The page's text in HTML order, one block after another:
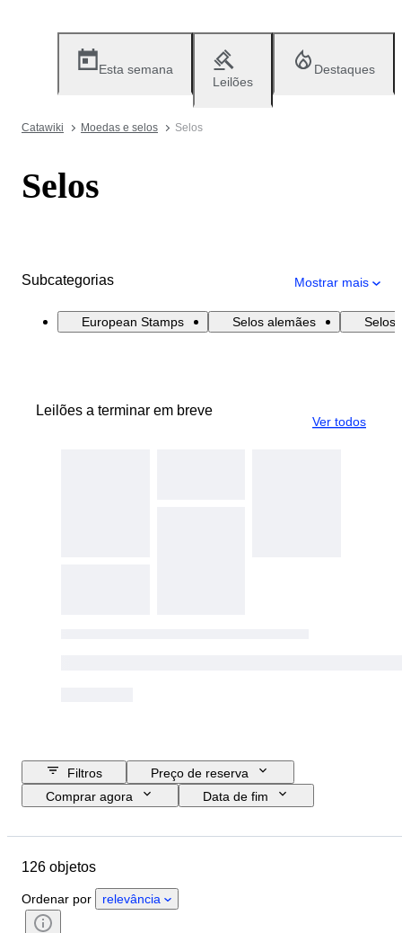
Esta semana
Leilões
Destaques
Catawiki Moedas e selos Selos
Selos
Subcategorias Mostrar mais
European Stamps Selos alemães Selos
Leilões a terminar em breve
Ver todos
Filtros
Preço de reserva
Comprar agora
Data de fim
País de origem
Idioma
126 objetos
Ordenar por relevância